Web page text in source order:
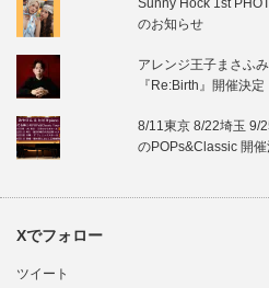
Sunny Hock 1st
のお知らせ
アレンジ王子まさふ
『Re:Birth』開催決定
8/11東京 8/22埼玉 9/
のPOPs&Classic 開催
Xでフォロー
ツイート